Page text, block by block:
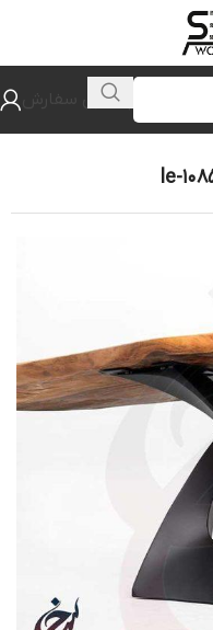
پیگیری سفارش
میز فلزی